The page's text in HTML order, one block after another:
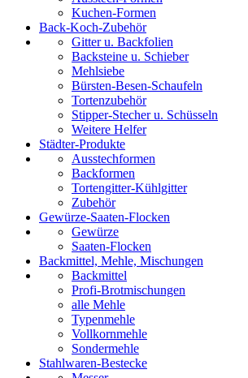
Kuchen-Formen
Back-Koch-Zubehör
Gitter u. Backfolien
Backsteine u. Schieber
Mehlsiebe
Bürsten-Besen-Schaufeln
Tortenzubehör
Stipper-Stecher u. Schüsseln
Weitere Helfer
Städter-Produkte
Ausstechformen
Backformen
Tortengitter-Kühlgitter
Zubehör
Gewürze-Saaten-Flocken
Gewürze
Saaten-Flocken
Backmittel, Mehle, Mischungen
Backmittel
Profi-Brotmischungen
alle Mehle
Typenmehle
Vollkornmehle
Sondermehle
Stahlwaren-Bestecke